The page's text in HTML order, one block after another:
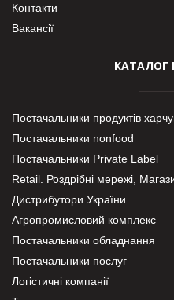
Контакти
Вакансії
Постачальники продуктів
Постачальники nonfood
Постачальники Private Label
Retail. Роздрібні мережі,
Дистрибутори України
Агропромисловий комплекс
Постачальники обладнання
Постачальники послуг
Логістичні компанії